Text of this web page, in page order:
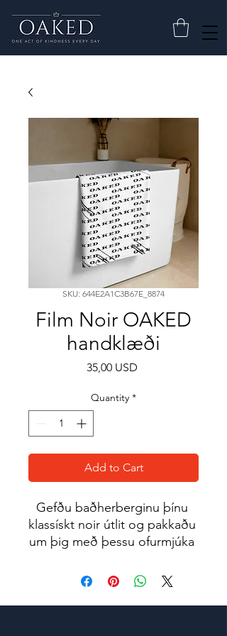
SKU: 644E2A1C3B67E_8874
Film Noir OAKED
handklæði
35,00 USDPrice
Quantity *
Add to Cart
Gefðu baðherberginu þínu
klassískt noir útlit og pakkaðu
um þig með þessu ofurmjúka
handklæði.
• 52% bómull, 48% pólýester